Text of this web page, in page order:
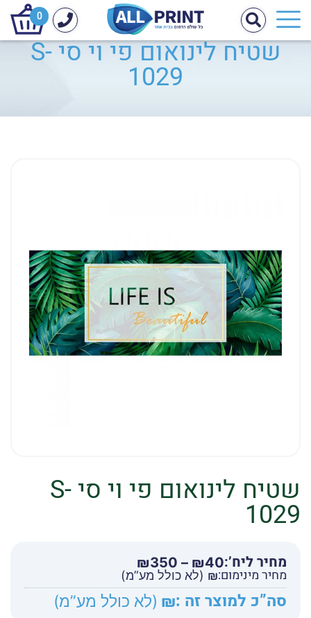
0
שטיח לינואום פי וי סי S-
1029
שטיח לינואום פי וי סי S-
1029
מחיר ליח’: ₪40
–
₪350
מחירים:
עד
מחיר מינימום:₪ (לא כולל מע”מ)
סה”כ למוצר זה :₪ (לא כולל מע”מ)